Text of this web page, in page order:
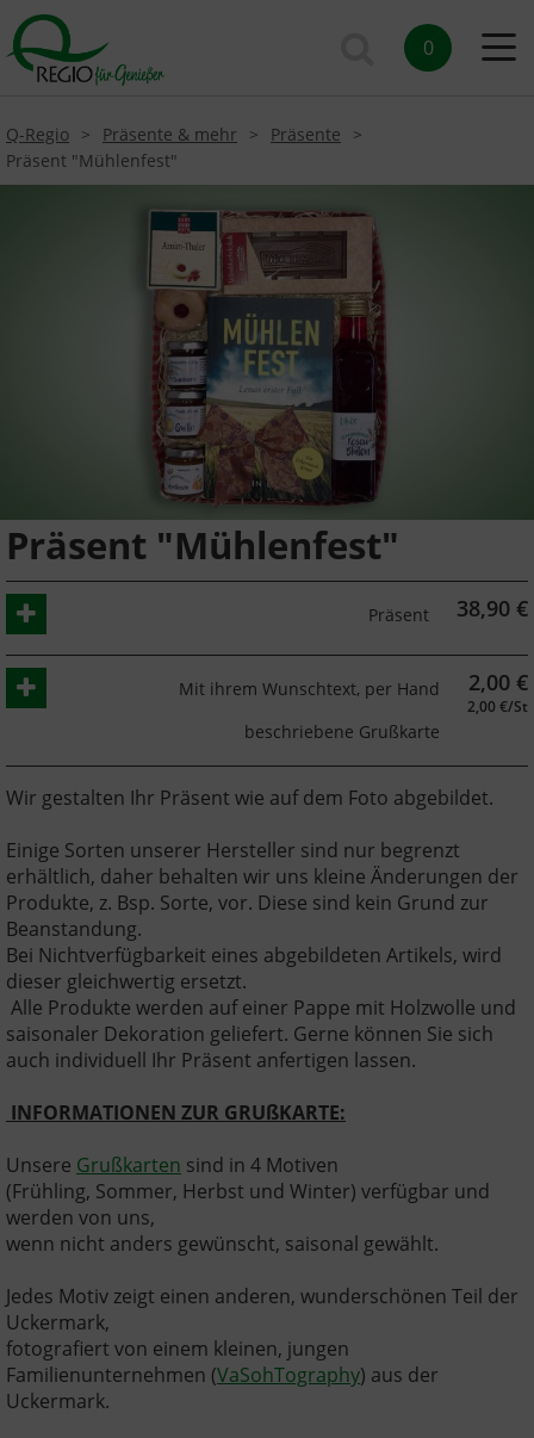
0
Q-Regio Präsente & mehr
Präsente
Präsent "Mühlenfest"
Präsent "Mühlenfest"
Präsent 38,90 €
Mit ihrem Wunschtext, per Hand
beschriebene Grußkarte
2,00 €
2,00 €/St
Wir gestalten Ihr Präsent wie auf dem Foto abgebildet.
Einige Sorten unserer Hersteller sind nur begrenzt
erhältlich, daher behalten wir uns kleine Änderungen der
Produkte, z. Bsp. Sorte, vor. Diese sind kein Grund zur
Beanstandung.
Bei Nichtverfügbarkeit eines abgebildeten Artikels, wird
dieser gleichwertig ersetzt.
Alle Produkte werden auf einer Pappe mit Holzwolle und
saisonaler Dekoration geliefert. Gerne können Sie sich
auch individuell Ihr Präsent anfertigen lassen.
INFORMATIONEN ZUR GRUßKARTE:
Unsere Grußkarten sind in 4 Motiven
(Frühling, Sommer, Herbst und Winter) verfügbar und
werden von uns,
wenn nicht anders gewünscht, saisonal gewählt.
Jedes Motiv zeigt einen anderen, wunderschönen Teil der
Uckermark,
fotografiert von einem kleinen, jungen
Familienunternehmen (VaSohTography) aus der
Uckermark.